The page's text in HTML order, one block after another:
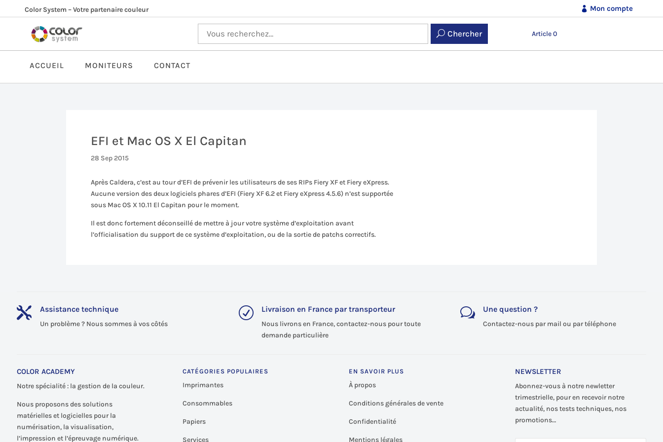
Color System – Votre partenaire couleur Mon compte
Chercher Article 0
ACCUEIL MONITEURS CONTACT
EFI et Mac OS X El Capitan
28 Sep 2015
Après Caldera, c’est au tour d’EFI de prévenir les utilisateurs de ses RIPs Fiery XF et Fiery eXpress.
Aucune version des deux logiciels phares d’EFI (Fiery XF 6.2 et Fiery eXpress 4.5.6) n’est supportée
sous Mac OS X 10.11 El Capitan pour le moment.
Il est donc fortement déconseillé de mettre à jour votre système d’exploitation avant
l’officialisation du support de ce système d’exploitation, ou de la sortie de patchs correctifs.
 Assistance technique
Un problème ? Nous sommes à vos côtés
R Livraison en France par transporteur
Nous livrons en France, contactez-nous pour toute
demande particulière
w Une question ?
Contactez-nous par mail ou par téléphone
COLOR ACADEMY
Notre spécialité : la gestion de la couleur.
Nous proposons des solutions
matérielles et logicielles pour la
numérisation, la visualisation,
l’impression et l’épreuvage numérique.
CATÉGORIES POPULAIRES
Imprimantes
Consommables
Papiers
Services
EN SAVOIR PLUS
À propos
Conditions générales de vente
Confidentialité
Mentions légales
NEWSLETTER
Abonnez-vous à notre newletter
trimestrielle, pour en recevoir notre
actualité, nos tests techniques, nos
promotions…